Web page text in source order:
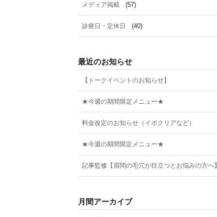
メディア掲載 (57)
診療日・定休日 (40)
最近のお知らせ
【トークイベントのお知らせ】
★今週の期間限定メニュー★
料金改定のお知らせ（イボクリアなど）
★今週の期間限定メニュー★
記事監修【眉間の毛穴が目立つとお悩みの方へ
月間アーカイブ